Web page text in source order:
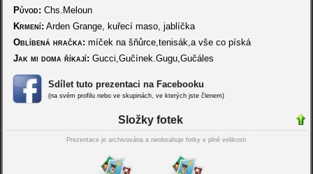
Původ: Chs.Meloun
Krmení: Arden Grange, kuřecí maso, jablíčka
Oblíbená hračka: míček na šňůrce,tenisák,a vše co píská
Jak mi doma říkají: Gucci,Gučínek.Gugu,Gučáles
Sdílet tuto prezentaci na Facebooku
(na svém profilu nebo ve skupinách, ve kterých jste členem)
Složky fotek
Prezentace je archivována a neobsahuje fotky v plné velikosti